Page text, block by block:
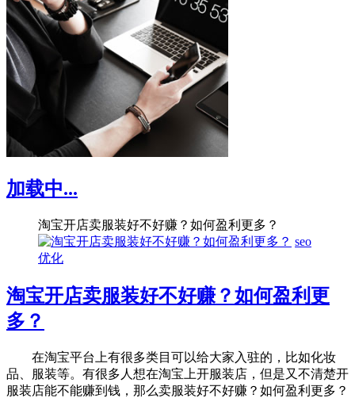
加载中...
淘宝开店卖服装好不好赚？如何盈利更多？
seo
优化
淘宝开店卖服装好不好赚？如何盈利更
多？
在淘宝平台上有很多类目可以给大家入驻的，比如化妆
品、服装等。有很多人想在淘宝上开服装店，但是又不清楚开
服装店能不能赚到钱，那么卖服装好不好赚？如何盈利更多？